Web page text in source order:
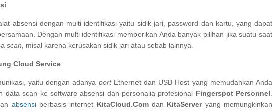
absensi dengan multi identifikasi yaitu sidik jari, password dan kartu, yang dapat
Dengan multi identifikasi memberikan Anda banyak pilihan jika suatu saat
scan , misal karena kerusakan sidik jari atau sebab lainnya.
Cloud Service
yaitu dengan adanya portEthernet dan USB Host yang memudahkan Anda
data scan ke software absensi dan personalia profesional Fingerspot Personnel
absensiberbasis internet KitaCloud.Comdan KitaServeryang memungkinkan